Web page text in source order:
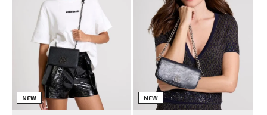
NEW NEW